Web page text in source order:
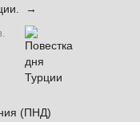
→
(ПНД)